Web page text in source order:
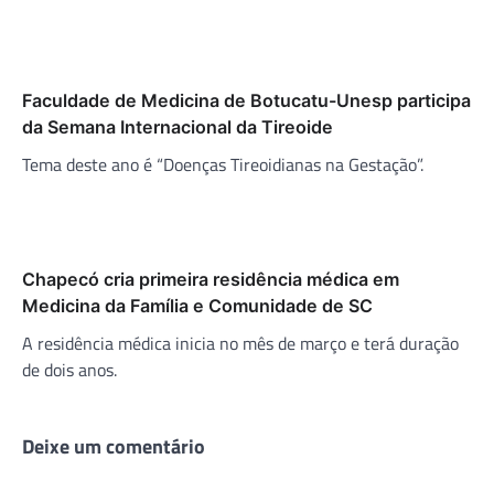
Faculdade de Medicina de Botucatu-Unesp participa
da Semana Internacional da Tireoide
Tema deste ano é “Doenças Tireoidianas na Gestação”.
Chapecó cria primeira residência médica em
Medicina da Família e Comunidade de SC
A residência médica inicia no mês de março e terá duração
de dois anos.
Deixe um comentário